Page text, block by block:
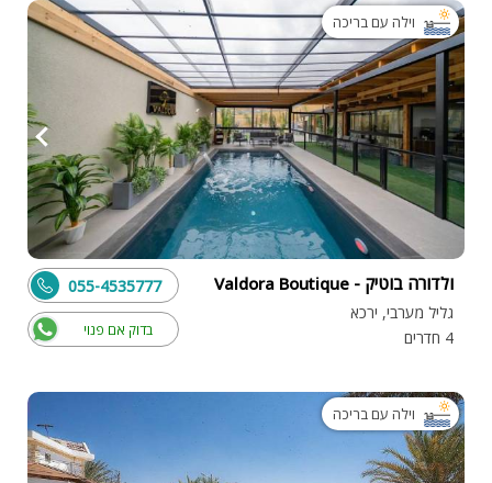
וילה עם בריכה
ולדורה בוטיק - Valdora Boutique
גליל מערבי, ירכא
4 חדרים
בדוק אם פנוי
055-4535777
וילה עם בריכה